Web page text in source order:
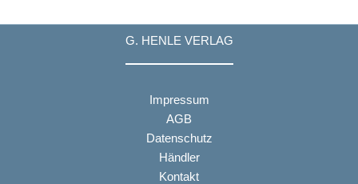
G. HENLE VERLAG
Impressum
AGB
Datenschutz
Händler
Kontakt